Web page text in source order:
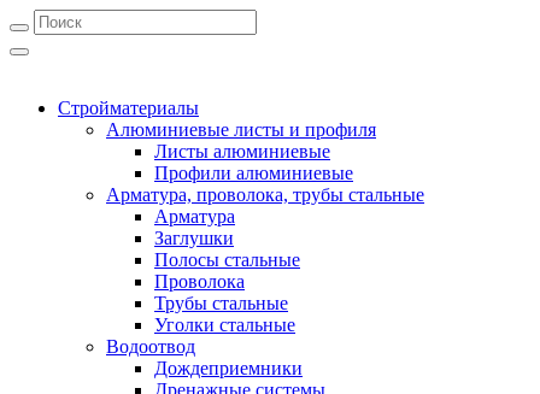
Стройматериалы
Алюминиевые листы и профиля
Листы алюминиевые
Профили алюминиевые
Арматура, проволока, трубы стальные
Арматура
Заглушки
Полосы стальные
Проволока
Трубы стальные
Уголки стальные
Водоотвод
Дождеприемники
Дренажные системы